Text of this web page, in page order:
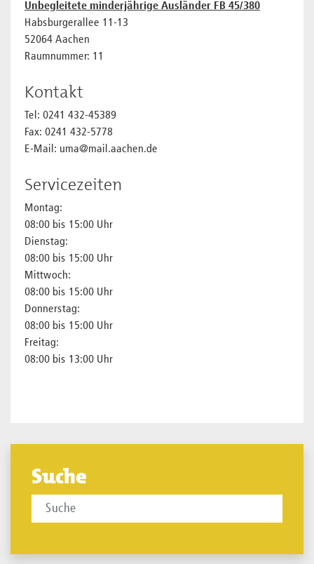
Unbegleitete minderjährige Ausländer FB 45/380
Habsburgerallee 11-13
52064 Aachen
Raumnummer: 11
Kontakt
Tel: 0241 432-45389
Fax: 0241 432-5778
E-Mail: uma@mail.aachen.de
Servicezeiten
Montag:
08:00 bis 15:00 Uhr
Dienstag:
08:00 bis 15:00 Uhr
Mittwoch:
08:00 bis 15:00 Uhr
Donnerstag:
08:00 bis 15:00 Uhr
Freitag:
08:00 bis 13:00 Uhr
Suche